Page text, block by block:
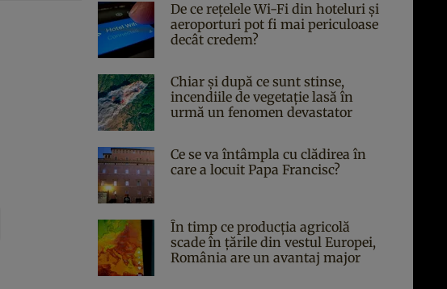
De ce rețelele Wi-Fi din hoteluri și
aeroporturi pot fi mai periculoase
decât credem?
Chiar și după ce sunt stinse,
incendiile de vegetație lasă în
urmă un fenomen devastator
Ce se va întâmpla cu clădirea în
care a locuit Papa Francisc?
În timp ce producția agricolă
scade în țările din vestul Europei,
România are un avantaj major